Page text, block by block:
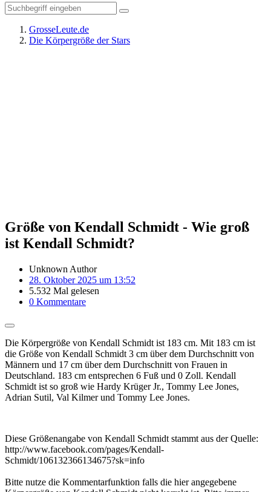
GrosseLeute.de
Die Körpergröße der Stars
Größe von Kendall Schmidt - Wie groß
ist Kendall Schmidt?
Unknown Author
28. Oktober 2025 um 13:52
5.532 Mal gelesen
0 Kommentare
Die Körpergröße von Kendall Schmidt ist 183 cm. Mit 183 cm ist
die Größe von Kendall Schmidt 3 cm über dem Durchschnitt von
Männern und 17 cm über dem Durchschnitt von Frauen in
Deutschland. 183 cm entsprechen 6 Fuß und 0 Zoll. Kendall
Schmidt ist so groß wie Hardy Krüger Jr., Tommy Lee Jones,
Adrian Sutil, Val Kilmer und Tommy Lee Jones.
Diese Größenangabe von Kendall Schmidt stammt aus der Quelle:
http://www.facebook.com/pages/Kendall-
Schmidt/106132366134675?sk=info
Bitte nutze die Kommentarfunktion falls die hier angegebene